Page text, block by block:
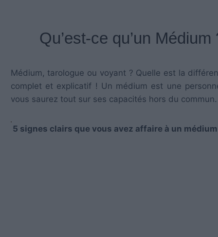
Qu’est-ce qu’un
Médium, tarologue ou voyant ? Quelle est la
complet et explicatif ! Un médium est une
vous saurez tout sur ses capacités hors du
5 signes clairs que vous avez affaire à un médium